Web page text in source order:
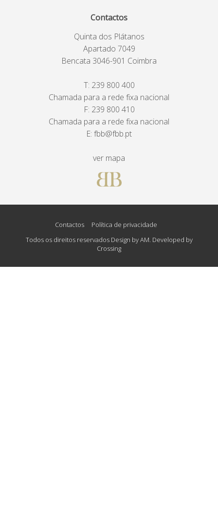
Contactos
Quinta dos Plátanos
Apartado 7049
Bencata 3046-901 Coimbra
T: 239 800 400
Chamada para a rede fixa nacional
F: 239 800 410
Chamada para a rede fixa nacional
E: fbb@fbb.pt
ver mapa
Contactos
Política de privacidade
Todos os direitos reservados Design by AM. Developed by
Crossing